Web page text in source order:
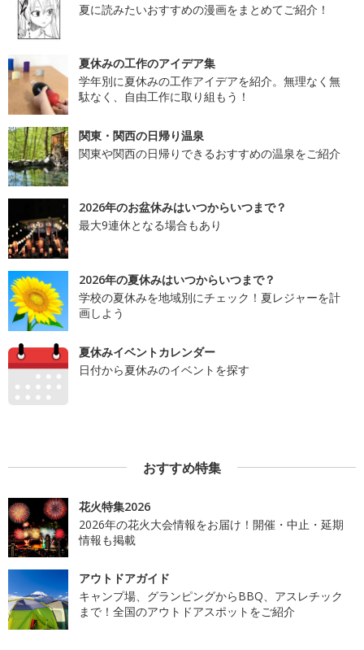
夏に読みたいおすすめの漫画をまとめてご紹介！
夏休みの工作のアイデア集
学年別に夏休みの工作アイデアを紹介。無理なく無
駄なく、自由工作に取り組もう！
関東・関西の日帰り温泉
関東や関西の日帰りできるおすすめの温泉をご紹介
2026年のお盆休みはいつからいつまで？
最大9連休となる場合もあり
2026年の夏休みはいつからいつまで？
学校の夏休みを地域別にチェック！夏レジャーを計
画しよう
夏休みイベントカレンダー
日付から夏休みのイベントを探す
おすすめ特集
花火特集2026
2026年の花火大会情報をお届け！開催・中止・延期
情報も掲載
アウトドアガイド
キャンプ場、グランピングからBBQ、アスレチック
まで！全国のアウトドアスポットをご紹介